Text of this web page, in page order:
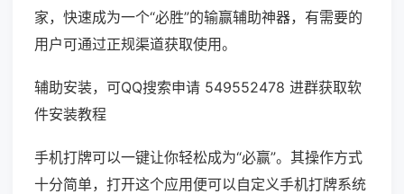
家，快速成为一个“必胜”的输赢辅助神器，有需要的
用户可通过正规渠道获取使用。
辅助安装，可QQ搜索申请 549552478 进群获取软
件安装教程
手机打牌可以一键让你轻松成为“必赢”。其操作方式
十分简单，打开这个应用便可以自定义手机打牌系统